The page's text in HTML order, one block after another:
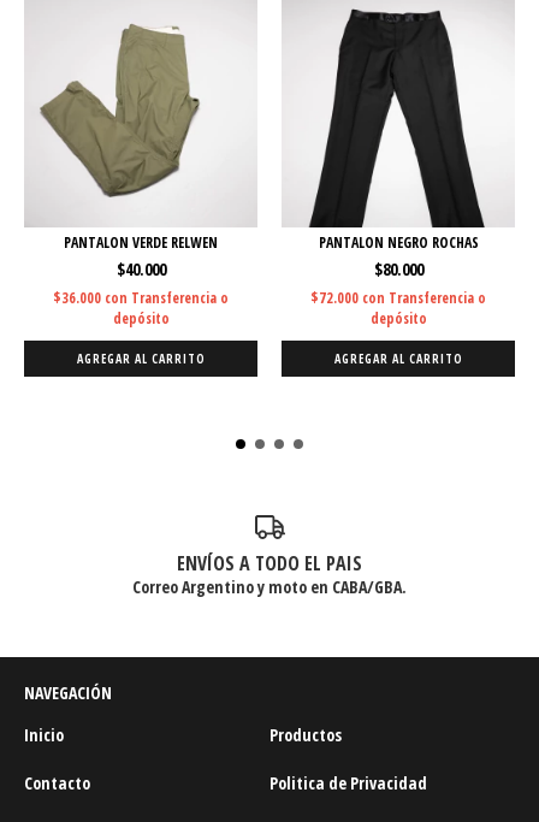
PANTALON VERDE RELWEN
$40.000
$36.000 con Transferencia o
depósito
AGREGAR AL CARRITO
PANTALON NEGRO ROCHAS
$80.000
$72.000 con Transferencia o
depósito
AGREGAR AL CARRITO
ENVÍOS A TODO EL PAIS
Correo Argentino y moto en CABA/GBA.
NAVEGACIÓN
Inicio
Productos
Contacto Politica de Privacidad